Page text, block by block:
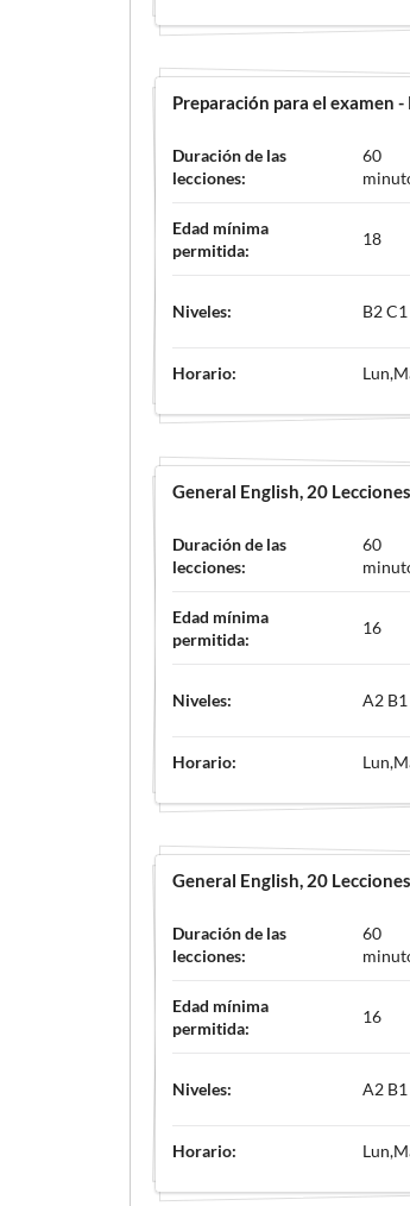
Preparación para el examen -
Duración de las
lecciones:
60
Edad mínima
permitida:
18
Niveles: B2
Horario:
General English, 20
Duración de las
lecciones:
60
Edad mínima
permitida:
16
Niveles: A2
Horario:
General English, 20
Duración de las
lecciones:
60
Edad mínima
permitida:
16
Niveles: A2
Horario: